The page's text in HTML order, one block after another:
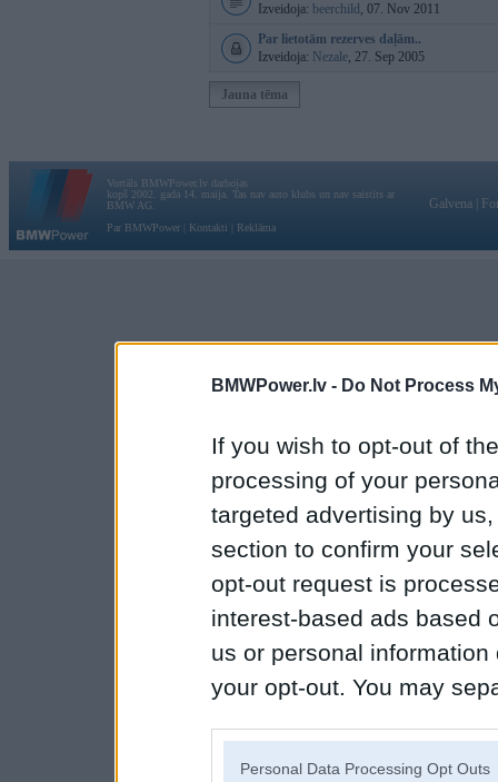
BMWPower.lv - Do Not Process
If you wish to opt-out of
processing of your
targeted advertising by
section to confirm your
opt-out request is
interest-based ads based
us or personal
your opt-out. You may
Personal Data Processing Opt Outs
Izveidoja: beerchild , 07. Nov 2011
Par lietotām rezerves daļām..
Izveidoja: Nezale, 27. Sep 2005
Jauna tēma
Vortāls BMWPower.lv darbojas
kopš 2002. gada 14. maija. Tas nav auto klubs un nav saistīts ar
BMW AG.
Par BMWPower
Kontakti Reklāma
Galvena